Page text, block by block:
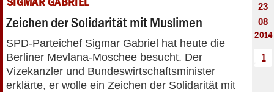
Zeichen der Solidarität mit Muslimen
SPD-Parteichef Sigmar Gabriel hat heute die
Berliner Mevlana-Moschee besucht. Der
Vizekanzler und Bundeswirtschaftsminister
erklärte, er wolle ein Zeichen der Solidarität mit
23
08
2014
1